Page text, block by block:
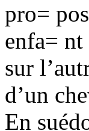
pro=
enfa=
sur
d’un
En